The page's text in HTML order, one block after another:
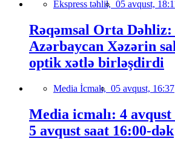
Ekspress təhlil, 05 avqust,
Rəqəmsal Orta Dəhliz:
Azərbaycan Xəzərin
optik xətlə birləşdirdi
Media İcmalı, 05 avqust, 16:37
Media icmalı: 4 avqust
5 avqust saat 16:00-dək